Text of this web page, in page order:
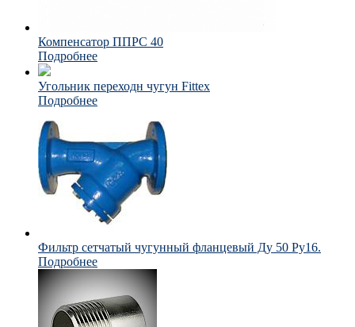
Компенсатор ППРС 40
Подробнее
Угольник переходн чугун Fittex
Подробнее
Фильтр сетчатый чугунный фланцевый Ду 50 Ру16.
Подробнее